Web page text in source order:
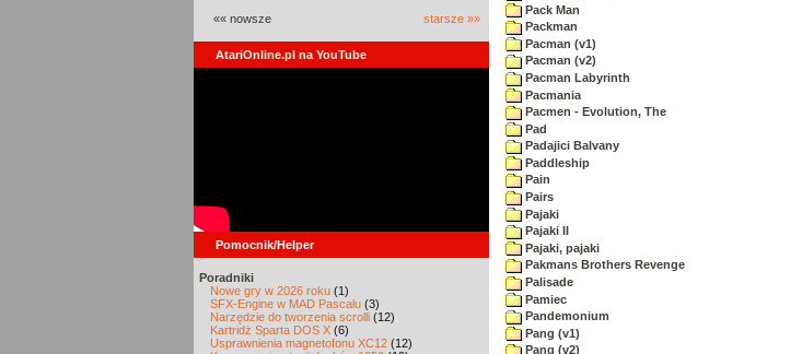
«« nowsze starsze »»
AtariOnline.pl na YouTube
Pomocnik/Helper
Poradniki
Nowe gry w 2026 roku (1)
SFX-Engine w MAD Pascalu (3)
Narzędzie do tworzenia scrolli (12)
Kartridż Sparta DOS X (6)
Usprawnienia magnetofonu XC12 (12)
Pack Man
Packman
Pacman (v1)
Pacman (v2)
Pacman Labyrinth
Pacmania
Pacmen - Evolution, The
Pad
Padajici Balvany
Paddleship
Pain
Pairs
Pajaki
Pajaki II
Pajaki, pajaki
Pakmans Brothers Revenge
Palisade
Pamiec
Pandemonium
Pang (v1)
Pang (v2)